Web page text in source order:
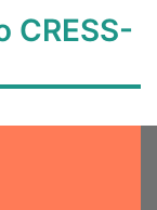
CRESS-